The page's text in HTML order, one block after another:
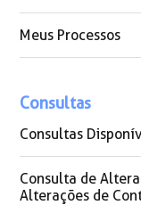
Meus Processos
Consultas
Consultas
Consulta de
Alterações de